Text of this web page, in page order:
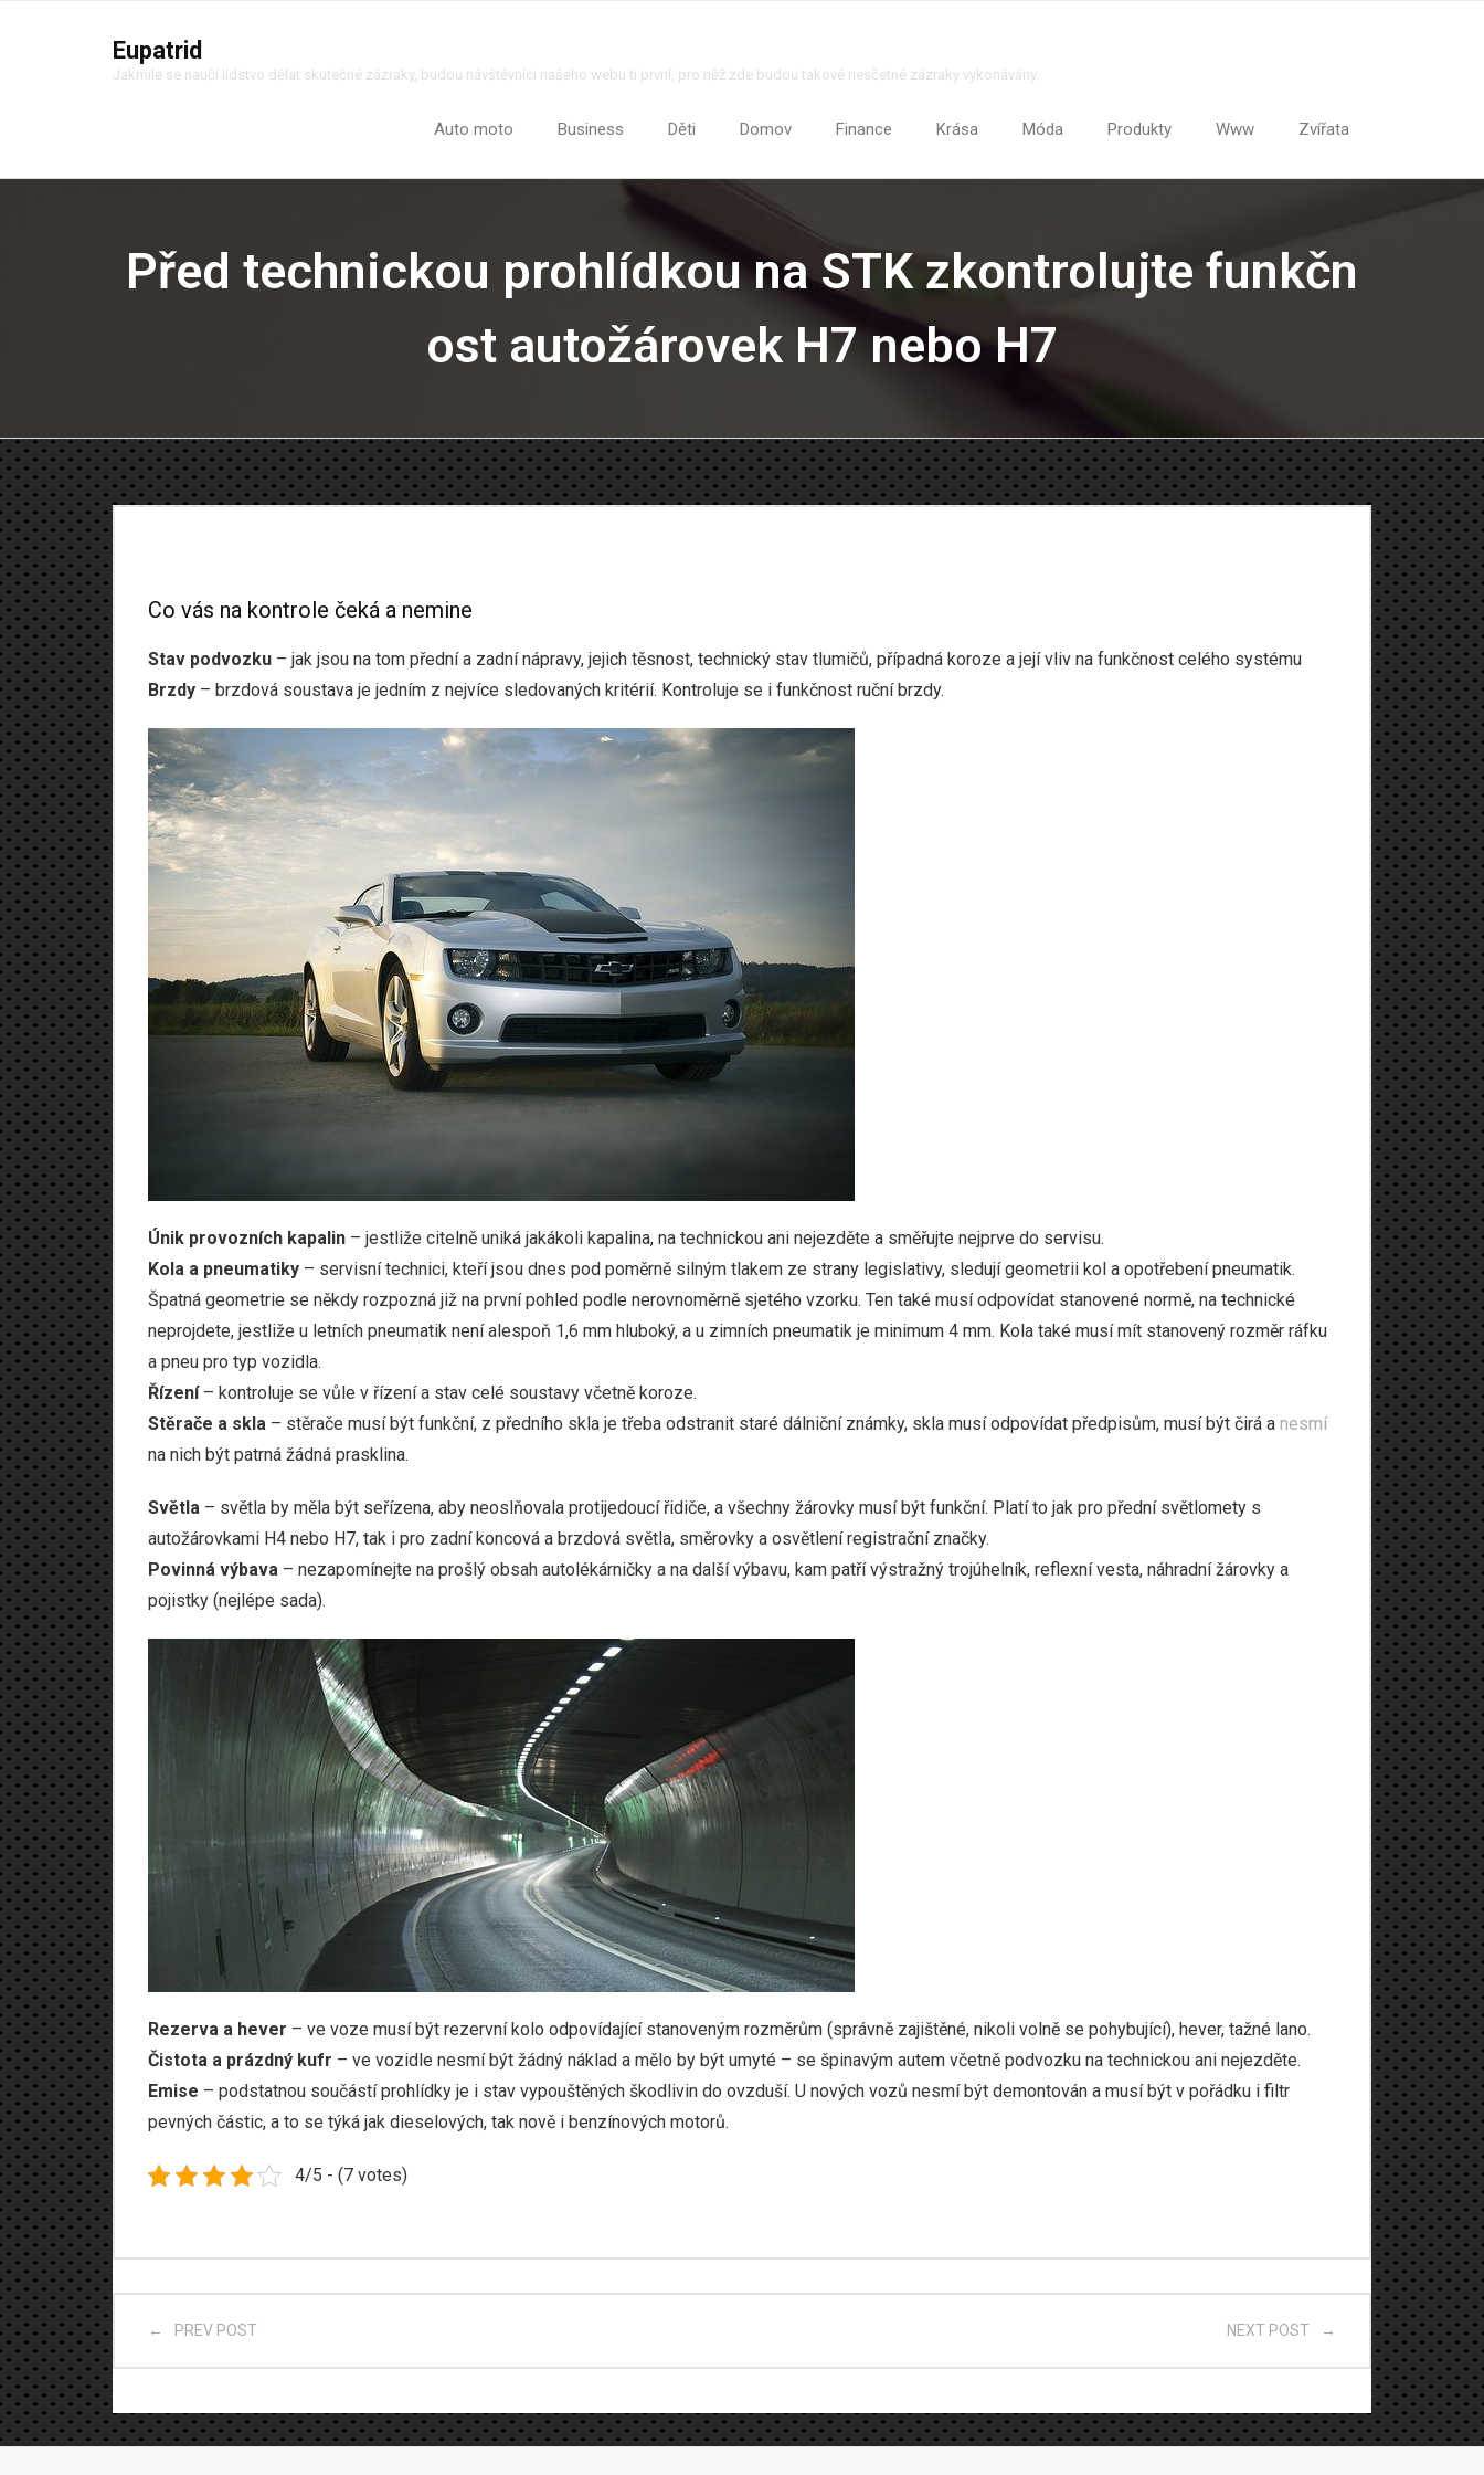
Eupatrid
Jakmile se naučí lidstvo dělat skutečné zázraky, budou návštěvníci našeho webu ti první, pro něž zde budou takové nesčetné zázraky vykonávány.
Auto moto Business Děti Domov Finance Krása Móda Produkty Www Zvířata
Před technickou prohlídkou na STK zkontrolujte funkčn
ost autožárovek H7 nebo H7
Co vás na kontrole čeká a nemine
Stav podvozku – jak jsou na tom přední a zadní nápravy, jejich těsnost, technický stav tlumičů, případná koroze a její vliv na funkčnost celého systému
Brzdy – brzdová soustava je jedním z nejvíce sledovaných kritérií. Kontroluje se i funkčnost ruční brzdy.
Únik provozních kapalin – jestliže citelně uniká jakákoli kapalina, na technickou ani nejezděte a směřujte nejprve do servisu.
Kola a pneumatiky – servisní technici, kteří jsou dnes pod poměrně silným tlakem ze strany legislativy, sledují geometrii kol a opotřebení pneumatik.
Špatná geometrie se někdy rozpozná již na první pohled podle nerovnoměrně sjetého vzorku. Ten také musí odpovídat stanovené normě, na technické
neprojdete, jestliže u letních pneumatik není alespoň 1,6 mm hluboký, a u zimních pneumatik je minimum 4 mm. Kola také musí mít stanovený rozměr ráfku
a pneu pro typ vozidla.
Řízení– kontroluje se vůle v řízení a stav celé soustavy včetně koroze.
Stěrače a skla – stěrače musí být funkční, z předního skla je třeba odstranit staré dálniční známky, skla musí odpovídat předpisům, musí být čirá a nesmí
na nich být patrná žádná prasklina.
Světla – světla by měla být seřízena, aby neoslňovala protijedoucí řidiče, a všechny žárovky musí být funkční. Platí to jak pro přední světlomety s
autožárovkami H4 nebo H7, tak i pro zadní koncová a brzdová světla, směrovky a osvětlení registrační značky.
Povinná výbava – nezapomínejte na prošlý obsah autolékárničky a na další výbavu, kam patří výstražný trojúhelník, reflexní vesta, náhradní žárovky a
pojistky (nejlépe sada).
Rezerva a hever – ve voze musí být rezervní kolo odpovídající stanoveným rozměrům (správně zajištěné, nikoli volně se pohybující), hever, tažné lano.
Čistota a prázdný kufr – ve vozidle nesmí být žádný náklad a mělo by být umyté – se špinavým autem včetně podvozku na technickou ani nejezděte.
Emise – podstatnou součástí prohlídky je i stav vypouštěných škodlivin do ovzduší. U nových vozů nesmí být demontován a musí být v pořádku i filtr
pevných částic, a to se týká jak dieselových, tak nově i benzínových motorů.
4/5 - (7 votes)
PREV POST NEXT POST